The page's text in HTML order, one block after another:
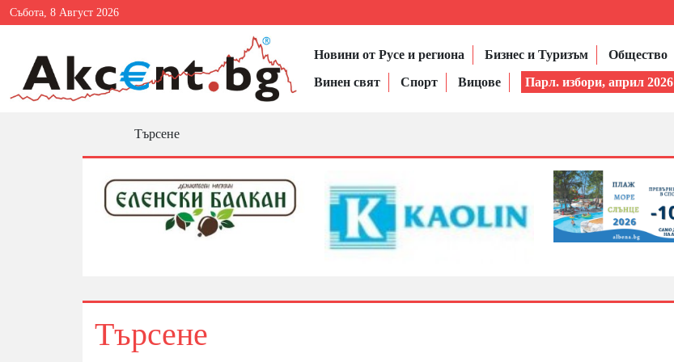
Събота, 8 Август 2026
Новини от Русе и региона Бизнес и Туризъм Общество
Винен свят
Спорт Вицове Парл. избори, април 2026
Търсене
Търсене